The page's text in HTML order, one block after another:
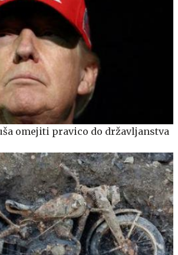
omejiti pravico do državljanstva